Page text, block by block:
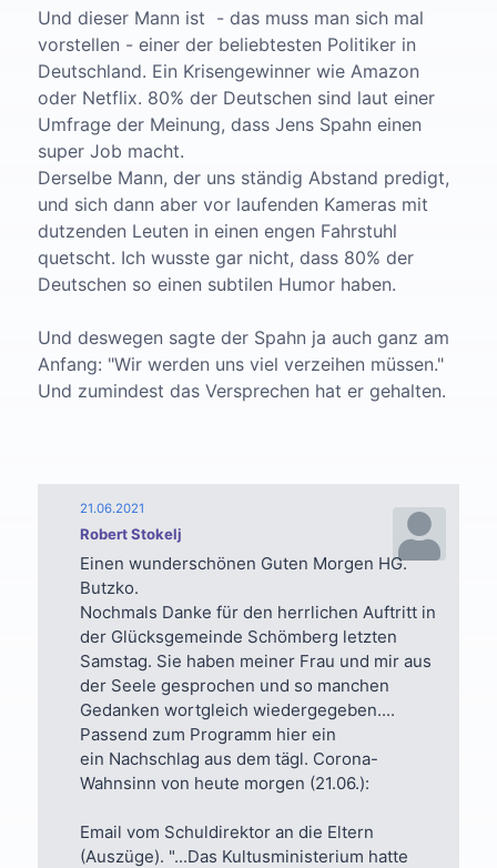
Und dieser Mann ist - das muss man sich mal
vorstellen - einer der beliebtesten Politiker in
Deutschland. Ein Krisengewinner wie Amazon
oder Netflix. 80% der Deutschen sind laut einer
Umfrage der Meinung, dass Jens Spahn einen
super Job macht.
Derselbe Mann, der uns ständig Abstand predigt,
und sich dann aber vor laufenden Kameras mit
dutzenden Leuten in einen engen Fahrstuhl
quetscht. Ich wusste gar nicht, dass 80% der
Deutschen so einen subtilen Humor haben.
Und deswegen sagte der Spahn ja auch ganz am
Anfang: "Wir werden uns viel verzeihen müssen."
Und zumindest das Versprechen hat er gehalten.
Robert Stokelj
21.06.2021
Einen wunderschönen Guten Morgen HG.
Butzko.
Nochmals Danke für den herrlichen Auftritt in
der Glücksgemeinde Schömberg letzten
Samstag. Sie haben meiner Frau und mir aus
der Seele gesprochen und so manchen
Gedanken wortgleich wiedergegeben....
Passend zum Programm hier ein
ein Nachschlag aus dem tägl. Corona-
Wahnsinn von heute morgen (21.06.):
Email vom Schuldirektor an die Eltern
(Auszüge). "...Das Kultusministerium hatte